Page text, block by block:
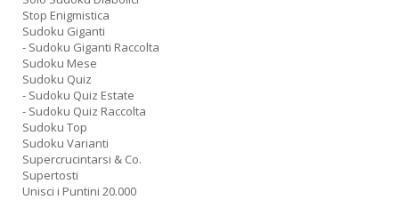
Stop Enigmistica
Sudoku Giganti
- Sudoku Giganti Raccolta
Sudoku Mese
Sudoku Quiz
- Sudoku Quiz Estate
- Sudoku Quiz Raccolta
Sudoku Top
Sudoku Varianti
Supercrucintarsi & Co.
Supertosti
Unisci i Puntini 20.000